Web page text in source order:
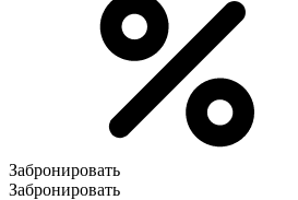
Забронировать
Забронировать